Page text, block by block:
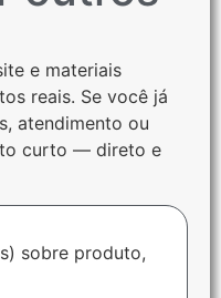
e materiais
reais. Se você já
atendimento ou
curto — direto e
sobre produto,